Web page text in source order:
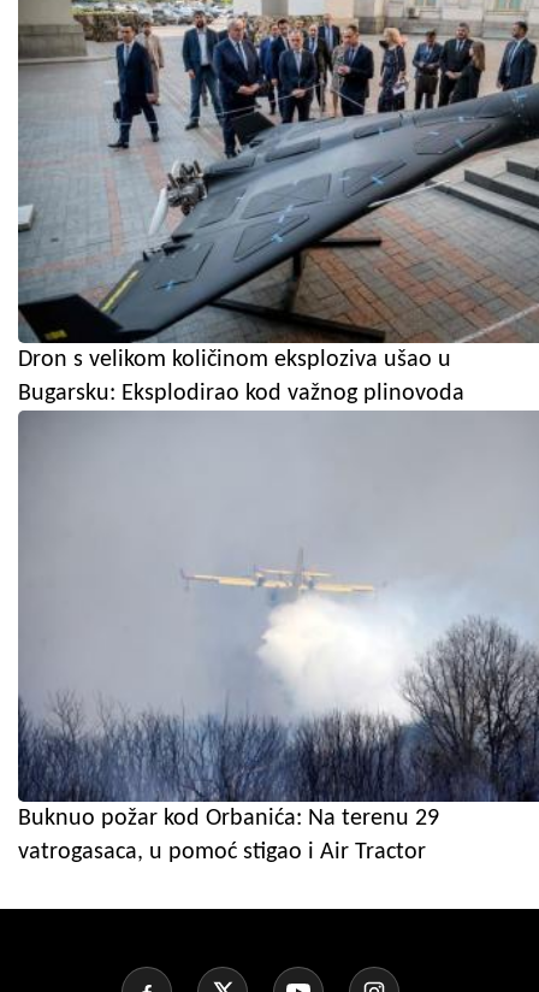
Dron s velikom količinom eksploziva ušao u
Bugarsku: Eksplodirao kod važnog plinovoda
Buknuo požar kod Orbanića: Na terenu 29
vatrogasaca, u pomoć stigao i Air Tractor